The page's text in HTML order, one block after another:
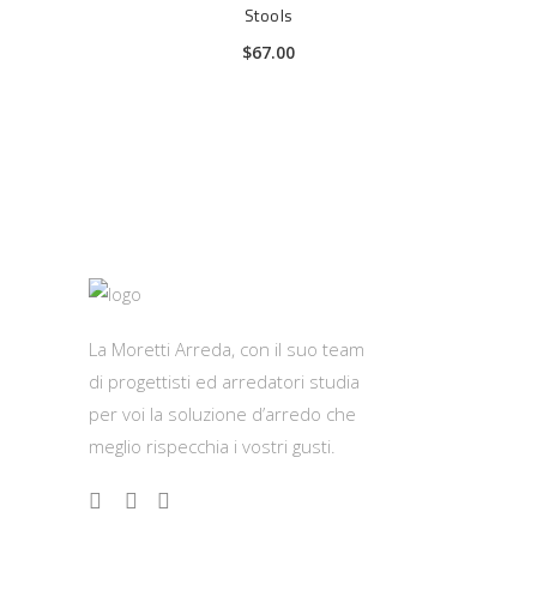
Stools
$67.00
La Moretti Arreda, con il suo team
di progettisti ed arredatori studia
per voi la soluzione d’arredo che
meglio rispecchia i vostri gusti.